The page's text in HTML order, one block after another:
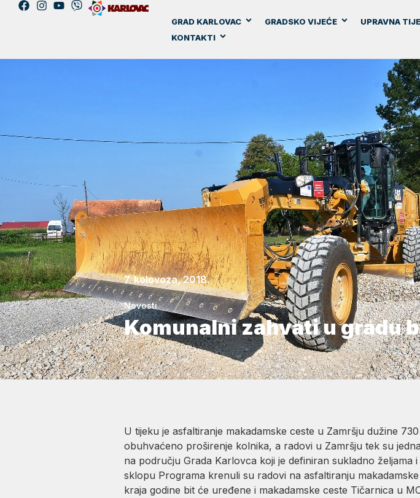
GRAD KARLOVAC GRADSKO VIJEĆE UPRAVNA
KONTAKTI
7. kolovoza, 2018.
Novosti
Komunalni zahvati u gradu
U tijeku je asfaltiranje makadamske ceste u Zamršju dužine
obuhvaćeno proširenje kolnika, a radovi u Zamršju tek su
na području Grada Karlovca koji je definiran sukladno
sklopu Programa krenuli su radovi na asfaltiranju
kraja godine bit će uređene i makadamske ceste Tičarnica u